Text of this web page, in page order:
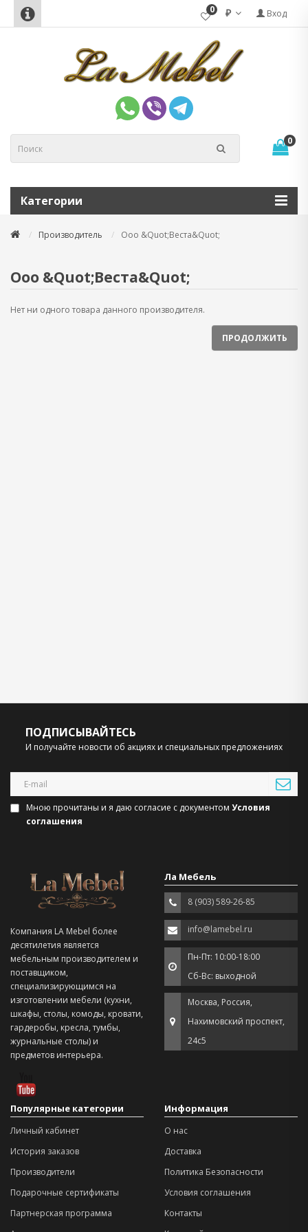
Вход
₽
0
0
Категории
Производитель Ооо &Quot;Веста&Quot;
Ооо &Quot;Веста&Quot;
Нет ни одного товара данного производителя.
ПРОДОЛЖИТЬ
ПОДПИСЫВАЙТЕСЬ
И получайте новости об акциях и специальных предложениях
Мною прочитаны и я даю согласие с документом Условия
соглашения
Компания LA Mebel более
десятилетия является
мебельным производителем и
поставщиком,
специализирующимся на
изготовлении мебели (кухни,
шкафы, столы, комоды, кровати,
гардеробы, кресла, тумбы,
журнальные столы) и
предметов интерьера.
Ла Мебель
8 (903) 589-26-85
info@lamebel.ru
Пн-Пт: 10:00-18:00
Сб-Вс: выходной
Москва, Россия,
Нахимовский проспект,
24с5
Популярные категории
Личный кабинет
История заказов
Производители
Подарочные сертификаты
Партнерская программа
Информация
О нас
Доставка
Политика Безопасности
Условия соглашения
Контакты